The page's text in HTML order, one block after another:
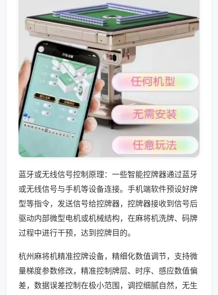
蓝牙或无线信号控制原理：一些智能控牌器通过蓝牙
或无线信号与手机等设备连接。手机端软件预设好牌
型等指令，发送信号给控牌器，控牌器接收到信号后
驱动内部微型电机或机械结构，在麻将机洗牌、码牌
过程中进行干预，达到控牌目的。
杭州麻将机精准控牌设备，精细化数值调节，支持微
量梯度参数修改，精准控制牌层、时序、感应数值偏
差，数据误差控制在极小范围，调控细腻自然，无生